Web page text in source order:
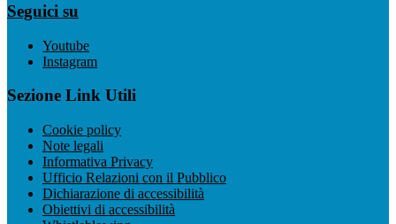
Seguici su
Youtube
Instagram
Sezione Link Utili
Cookie policy
Note legali
Informativa Privacy
Ufficio Relazioni con il Pubblico
Dichiarazione di accessibilità
Obiettivi di accessibilità